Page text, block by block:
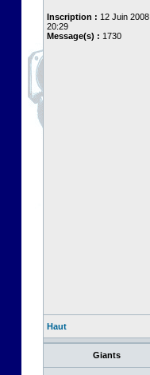
Inscription : 12 Juin 2008,
20:29
Message(s) : 1730
Haut
Giants